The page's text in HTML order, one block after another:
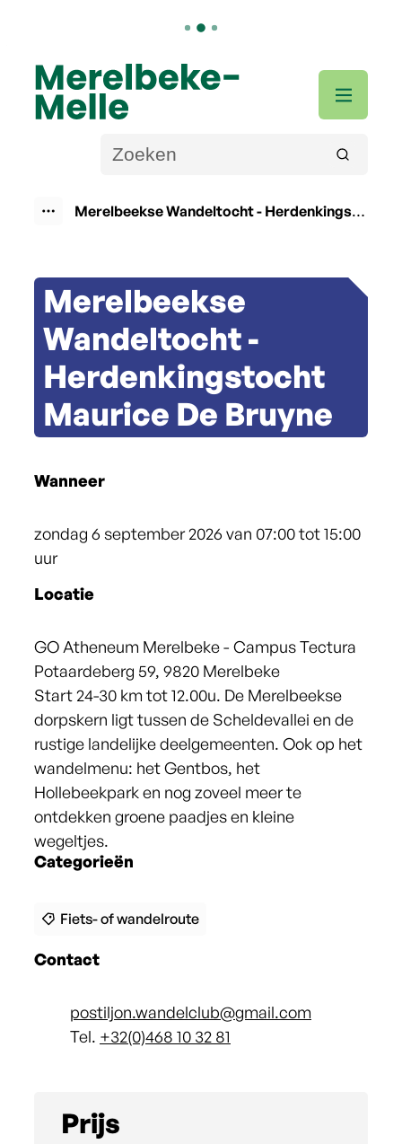
Naar inhoud
Merelbeke-Melle
Wat zoek je?
Zoeken
Menu
Toon alle broodkruimel items
Merelbeekse Wandeltocht - Herdenkingstocht Maurice De Bruyne
Merelbeekse
Wandeltocht -
Herdenkingstocht
Maurice De Bruyne
Wanneer
zondag 6 september 2026 van 07:00tot15:00
uur
Locatie
GO Atheneum Merelbeke - Campus Tectura
Potaardeberg 59, 9820 Merelbeke
Start 24-30 km tot 12.00u. De Merelbeekse
dorpskern ligt tussen de Scheldevallei en de
rustige landelijke deelgemeenten. Ook op het
wandelmenu: het Gentbos, het
Hollebeekpark en nog zoveel meer te
ontdekken groene paadjes en kleine
wegeltjes.
Categorieën
Fiets- of wandelroute
Contact
E-mailpostiljon.wandelclub@gmail.com
+32(0)468 10 32 81
Prijs